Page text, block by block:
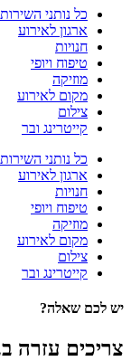
כל נותני השירות
ארגון לאירוע
חנויות
טיפוח ויופי
מוזיקה
מקום לאירוע
צילום
קייטרינג ובר
כל נותני השירות
ארגון לאירוע
חנויות
טיפוח ויופי
מוזיקה
מקום לאירוע
צילום
קייטרינג ובר
יש לכם שאלה?
צריכים עזרה